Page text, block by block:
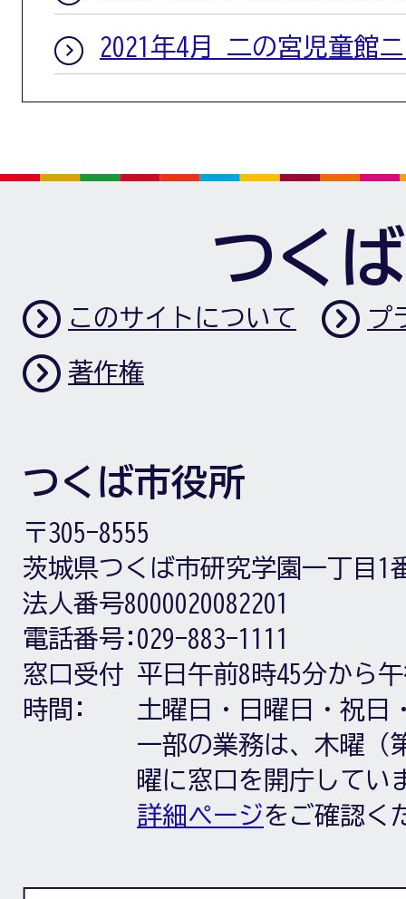
2021年4月 二の宮児童館
つく
このサイトについて プ
著作権
つくば市役所
〒305-8555
茨城県つくば市研究学園一丁目1
法人番号8000020082201
電話番号: 029-883-1111
窓口受付
時間:
平日午前8時45分から
土曜日・日曜日・祝日
一部の業務は、木曜（
曜に窓口を開庁してい
詳細ページをご確認く